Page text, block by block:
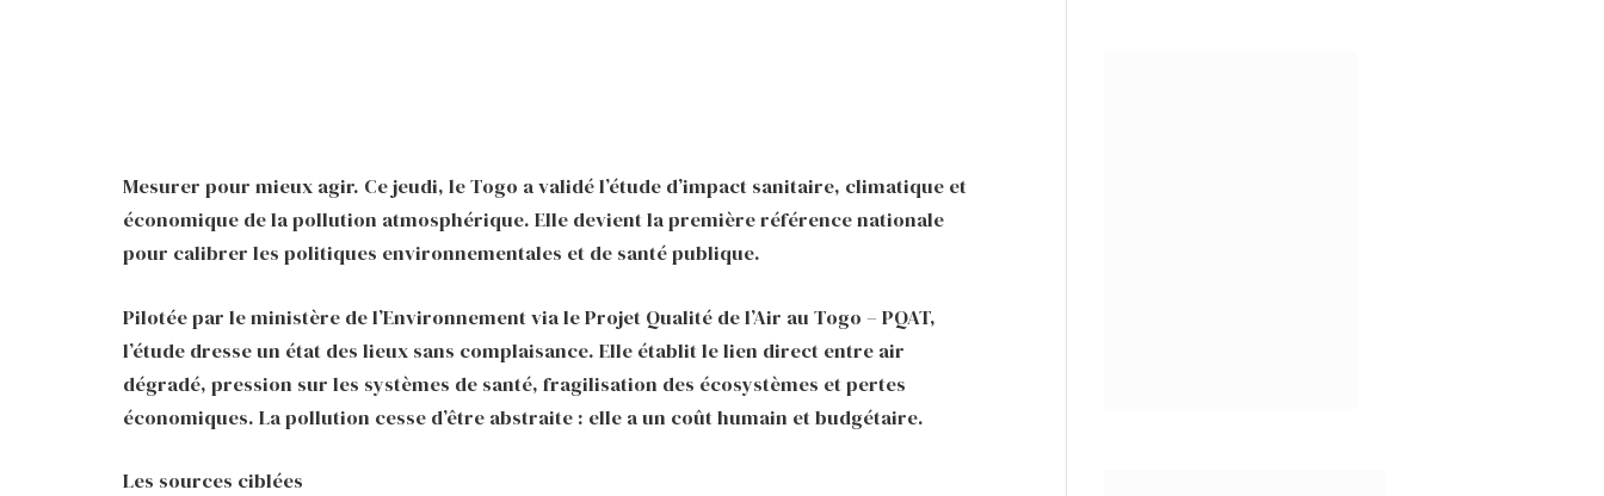
Mesurer pour mieux agir. Ce jeudi, le Togo a validé l’étude d’impact sanitaire, climatique et
économique de la pollution atmosphérique. Elle devient la première référence nationale
pour calibrer les politiques environnementales et de santé publique.
Pilotée par le ministère de l’Environnement via le Projet Qualité de l’Air au Togo – PQAT,
l’étude dresse un état des lieux sans complaisance. Elle établit le lien direct entre air
dégradé, pression sur les systèmes de santé, fragilisation des écosystèmes et pertes
économiques. La pollution cesse d’être abstraite : elle a un coût humain et budgétaire.
Les sources ciblées